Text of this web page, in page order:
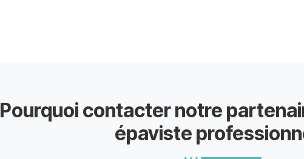
Pourquoi contacter notre
épaviste